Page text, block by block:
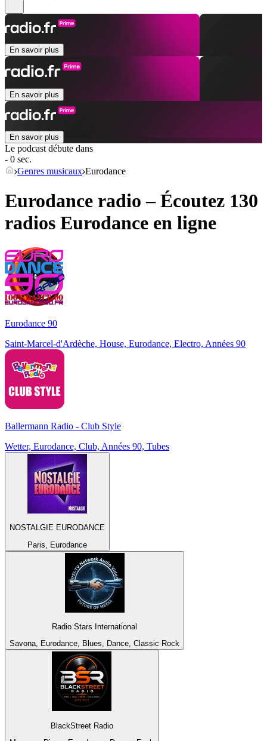
En savoir plus
En savoir plus
En savoir plus
Le podcast débute dans
- 0 sec.
Genres musicaux Eurodance
Eurodance radio – Écoutez 130
radios Eurodance en ligne
Eurodance 90
Saint-Marcel-d'Ardèche, House, Eurodance, Electro, Années 90
Ballermann Radio - Club Style
Wetter, Eurodance, Club, Années 90, Tubes
NOSTALGIE EURODANCE
Paris, Eurodance
Radio Stars International
Savona, Eurodance, Blues, Dance, Classic Rock
BlackStreet Radio